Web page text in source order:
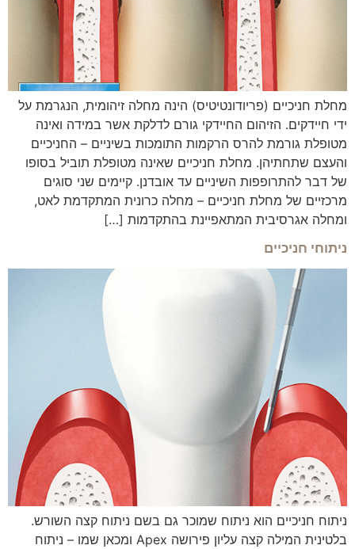
מחלת חניכיים (פריודונטיטיס) הינה מחלה זיהומית, הנגרמת על
ידי חיידקים. הזיהום החיידקי גורם לדלקת אשר במידה ואינה
מטופלת גורמת להרס הרקמות התומכות בשיניים – החניכיים
והעצם שתחתיהן. מחלת חניכיים שאינה מטופלת תוביל בסופו
של דבר להתרופפות השיניים עד אובדנן. קיימים שני סוגים
מרכזיים של מחלת חניכיים – מחלה כרונית המתקדמת לאט,
ומחלה אגרסיבית המתאפיינת בהתקדמות […]
ניתוחי חניכיים
ניתוח חניכיים הוא ניתוח שמוכר גם בשם ניתוח קצה השורש.
בלטינית המילה קצה עליון פירושה Apex ומכאן שמו – ניתוח